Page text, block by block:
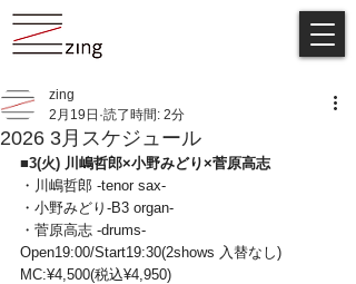
2026 3月スケジュール
zing
2月19日 読了時間: 2分
■3(火) 川嶋哲郎×小野みどり×菅原高志
・川嶋哲郎 -tenor sax-
・小野みどり-B3 organ-
・菅原高志 -drums-
Open19:00/Start19:30(2shows 入替なし)
MC:¥4,500(税込¥4,950)